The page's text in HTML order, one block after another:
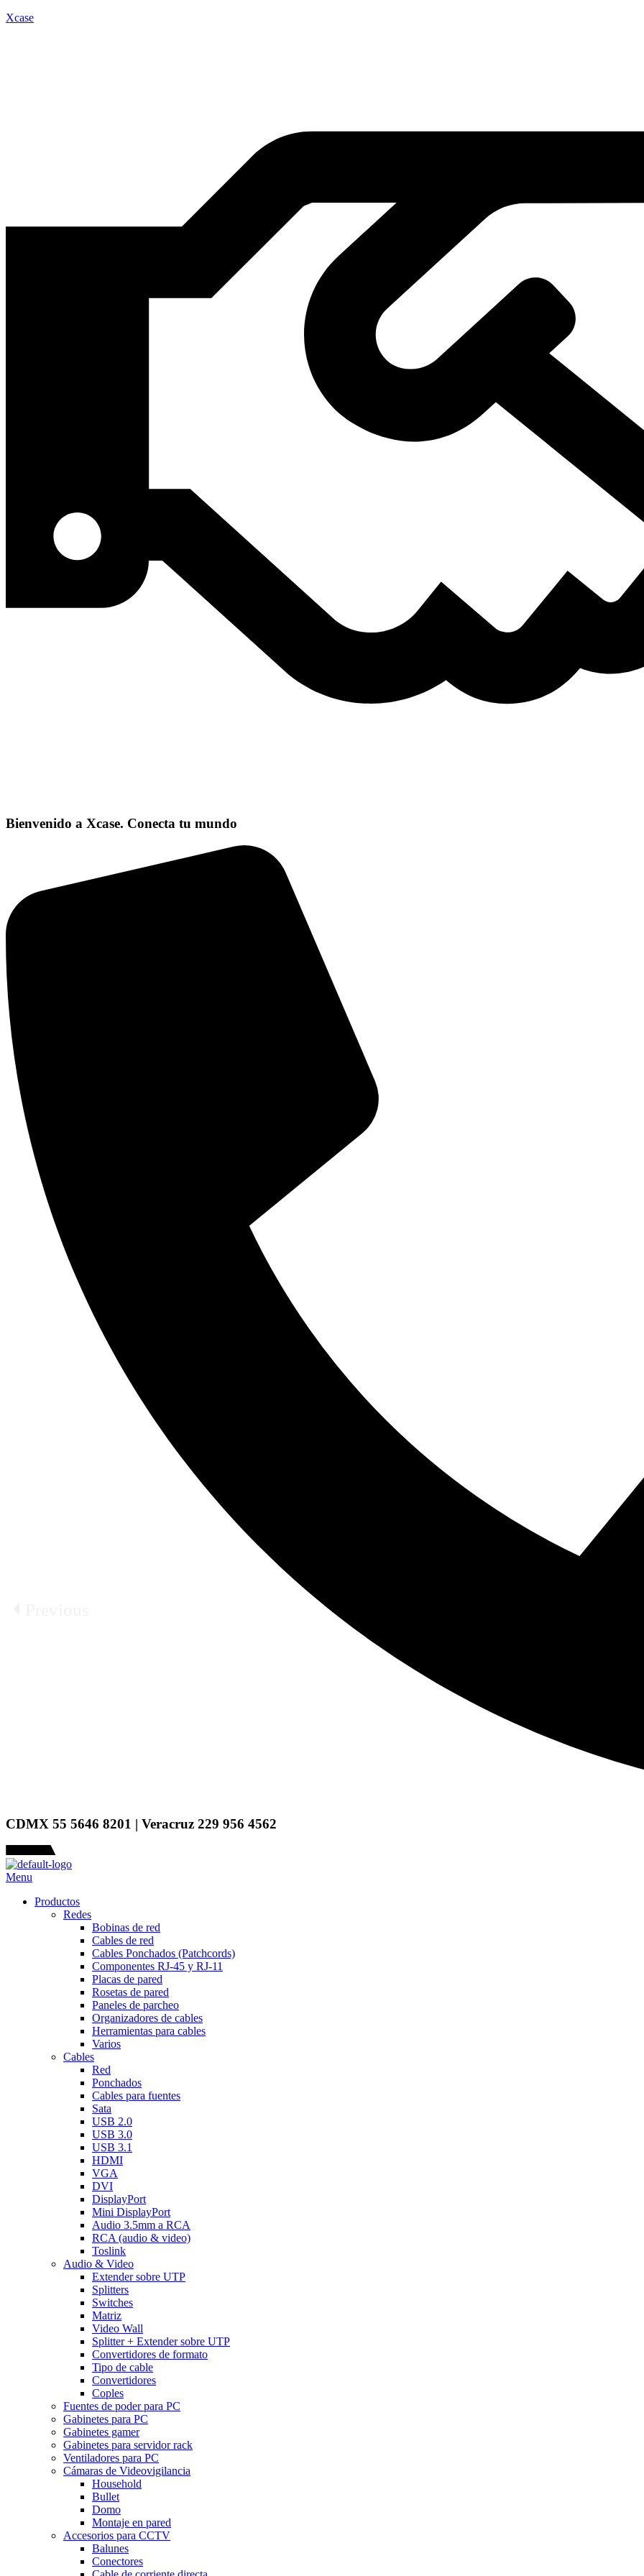
Xcase
Bienvenido a Xcase. Conecta tu mundo
CDMX 55 5646 8201 | Veracruz 229 956 4562
Menu
Productos
Redes
Bobinas de red
Cables de red
Cables Ponchados (Patchcords)
Componentes RJ-45 y RJ-11
Placas de pared
Rosetas de pared
Paneles de parcheo
Organizadores de cables
Herramientas para cables
Varios
Cables
Red
Ponchados
Cables para fuentes
Sata
USB 2.0
USB 3.0
USB 3.1
HDMI
VGA
DVI
DisplayPort
Mini DisplayPort
Audio 3.5mm a RCA
RCA (audio & video)
Toslink
Audio & Video
Extender sobre UTP
Splitters
Switches
Matriz
Video Wall
Splitter + Extender sobre UTP
Convertidores de formato
Tipo de cable
Convertidores
Coples
Fuentes de poder para PC
Gabinetes para PC
Gabinetes gamer
Gabinetes para servidor rack
Ventiladores para PC
Cámaras de Videovigilancia
Household
Bullet
Domo
Montaje en pared
Accesorios para CCTV
Balunes
Conectores